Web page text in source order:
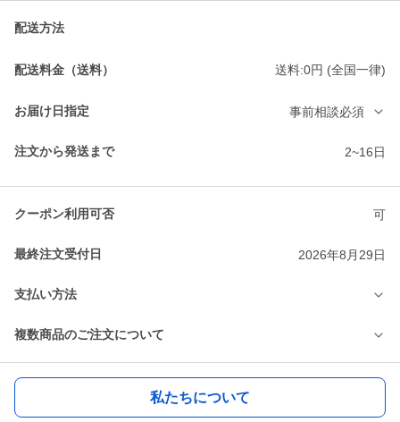
配送方法
配送料金（送料） 送料:0円 (全国一律)
お届け日指定 事前相談必須
注文から発送まで 2~16日
クーポン利用可否 可
最終注文受付日 2026年8月29日
支払い方法
複数商品のご注文について
私たちについて